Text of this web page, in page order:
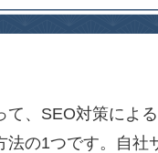
て、SEO対策によ
法の1つです。自社